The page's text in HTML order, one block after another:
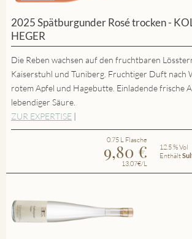
2025 Spätburgunder Rosé trocken -
HEGER
Die Reben wachsen auf den fruchtbaren
Kaiserstuhl und Tuniberg. Fruchtiger Duft nach
rotem Apfel und Hagebutte. Einladende frische
lebendiger Säure.
ZUR EXPERTISE |
0.75 L Flasche
9,80 €
13.07€/L
12.5 % Vol
Enthält